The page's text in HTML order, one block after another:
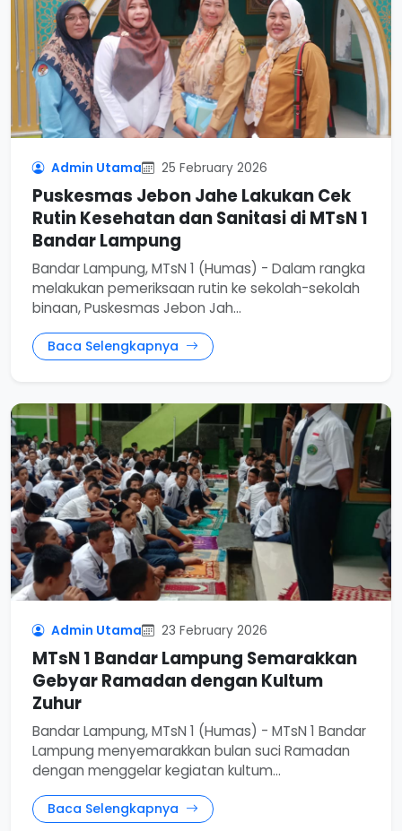
Admin Utama 25 February 2026
Puskesmas Jebon Jahe Lakukan Cek
Rutin Kesehatan dan Sanitasi di MTsN 1
Bandar Lampung
Bandar Lampung, MTsN 1 (Humas) - Dalam rangka
melakukan pemeriksaan rutin ke sekolah-sekolah
binaan, Puskesmas Jebon Jah...
Baca Selengkapnya
Admin Utama 23 February 2026
MTsN 1 Bandar Lampung Semarakkan
Gebyar Ramadan dengan Kultum
Zuhur
Bandar Lampung, MTsN 1 (Humas) - MTsN 1 Bandar
Lampung menyemarakkan bulan suci Ramadan
dengan menggelar kegiatan kultum...
Baca Selengkapnya